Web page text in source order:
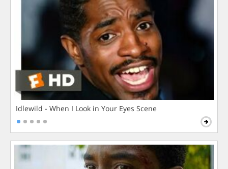
Idlewild - When I Look in Your Eyes Scene